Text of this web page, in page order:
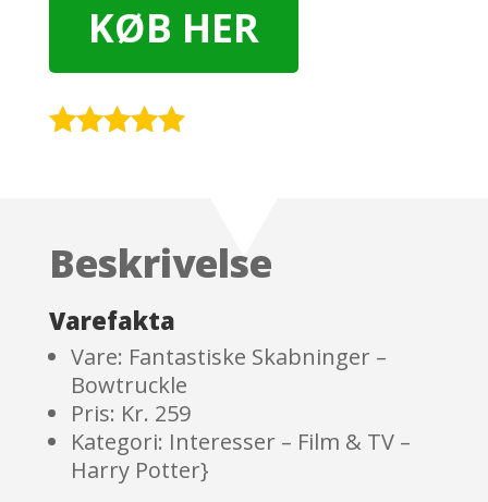
KØB HER
ratings
Beskrivelse
Varefakta
Vare: Fantastiske Skabninger –
Bowtruckle
Pris: Kr. 259
Kategori: Interesser – Film & TV –
Harry Potter}